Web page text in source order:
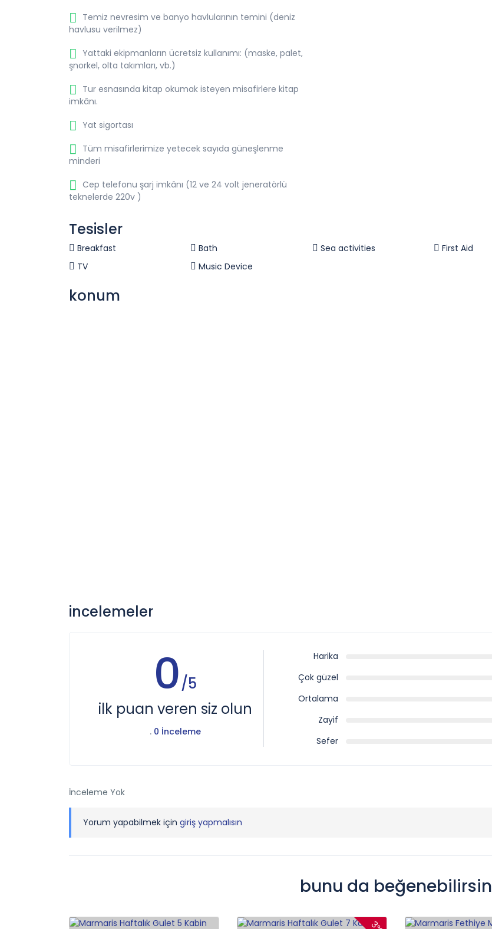
Temiz nevresim ve banyo havlularının temini (deniz
havlusu verilmez)
Yattaki ekipmanların ücretsiz kullanımı: (maske, palet,
şnorkel, olta takımları, vb.)
Tur esnasında kitap okumak isteyen misafirlere kitap
imkânı.
Yat sigortası
Tüm misafirlerimize yetecek sayıda güneşlenme
minderi
Cep telefonu şarj imkânı (12 ve 24 volt jeneratörlü
teknelerde 220v )
Tesisler
Breakfast Bath Sea activities
First Aid
TV
Music Device
konum
incelemeler
0/5
ilk puan veren siz olun
. 0 İnceleme
Harika
Çok güzel
Ortalama
Zayif
Sefer
İnceleme Yok
Yorum yapabilmek için giriş yapmalısın
bunu da beğenebilirsin